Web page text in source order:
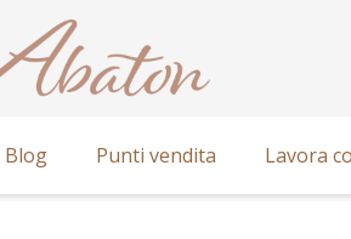
Blog Punti vendita Lavora